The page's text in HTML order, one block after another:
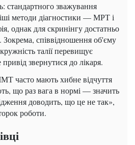
стандартного зважування
методи діагностики — МРТ і
однак для скринінгу достатньо
Зокрема, співвідношення об'єму
талії перевищує
звернутися до лікаря.
часто мають хибне відчуття
що раз вага в нормі — значить
доводить, що це не так»,
роботи.